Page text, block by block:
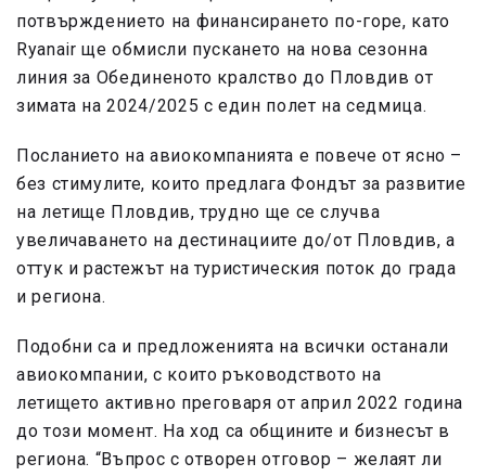
потвърждението на финансирането по-горе, като
Ryanair ще обмисли пускането на нова сезонна
линия за Обединеното кралство до Пловдив от
зимата на 2024/2025 с един полет на седмица.
Посланието на авиокомпанията е повече от ясно –
без стимулите, които предлага Фондът за развитие
на летище Пловдив, трудно ще се случва
увеличаването на дестинациите до/от Пловдив, а
оттук и растежът на туристическия поток до града
и региона.
Подобни са и предложенията на всички останали
авиокомпании, с които ръководството на
летището активно преговаря от април 2022 година
до този момент. На ход са общините и бизнесът в
региона. “Въпрос с отворен отговор – желаят ли